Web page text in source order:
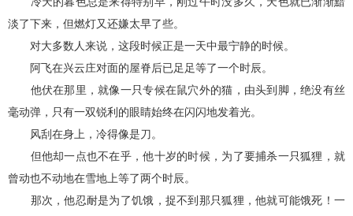
淡了下来，但燃灯又还嫌太早了些。
对大多数人来说，这段时候正是一天中最宁静的时候。
阿飞在兴云庄对面的屋脊后已足足等了一个时辰。
他伏在那里，就像一只专候在鼠穴外的猫，由头到脚，绝没有丝
毫动弹，只有一双锐利的眼睛始终在闪闪地发着光。
风刮在身上，冷得像是刀。
但他却一点也不在乎，他十岁的时候，为了要捕杀一只狐狸，就
曾动也不动地在雪地上等了两个时辰。
那次，他忍耐是为了饥饿，捉不到那只狐狸，他就可能饿死！一